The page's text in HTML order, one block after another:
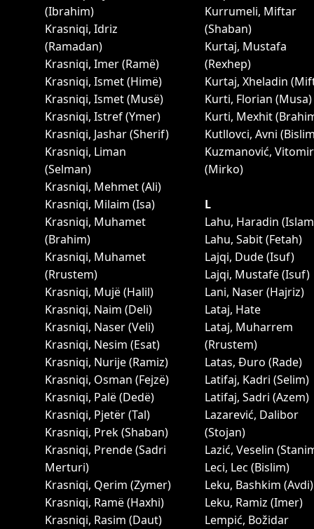
(Ibrahim)
Krasniqi, Idriz
(Ramadan)
Krasniqi, Imer (Ramё)
Krasniqi, Ismet (Himё)
Krasniqi, Ismet (Musë)
Krasniqi, Istref (Ymer)
Krasniqi, Jashar (Sherif)
Krasniqi, Liman
(Selman)
Krasniqi, Mehmet (Ali)
Krasniqi, Milaim (Isa)
Krasniqi, Muhamet
(Brahim)
Krasniqi, Muhamet
(Rrustem)
Krasniqi, Mujë (Halil)
Krasniqi, Naim (Deli)
Krasniqi, Naser (Veli)
Krasniqi, Nesim (Esat)
Krasniqi, Nurije (Ramiz)
Krasniqi, Osman (Fejzë)
Krasniqi, Palë (Dedë)
Krasniqi, Pjetër (Tal)
Krasniqi, Prek (Shaban)
Krasniqi, Prende (Sadri
Merturi)
Krasniqi, Qerim (Zymer)
Krasniqi, Ramë (Haxhi)
Krasniqi, Rasim (Daut)
Kurrumeli, Miftar
(Shaban)
Kurtaj, Mustafa
(Rexhep)
Kurtaj, Xheladin
Kurti, Florian (Musa)
Kurti, Mexhit
Kutllovci, Avni
Kuzmanović, Vitomir
(Mirko)
L
Lahu, Haradin
Lahu, Sabit (Fetah)
Lajqi, Dude (Isuf)
Lajqi, Mustafë (Isuf)
Lani, Naser (Hajriz)
Lataj, Hate
Lataj, Muharrem
(Rrustem)
Latas, Đuro (Rade)
Latifaj, Kadri (Selim)
Latifaj, Sadri (Azem)
Lazarević, Dalibor
(Stojan)
Lazić, Veselin
Leci, Lec (Bislim)
Leku, Bashkim (Avdi)
Leku, Ramiz (Imer)
Lempić, Božidar